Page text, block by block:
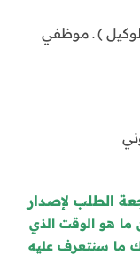
) ـ موظفي
الطلب لإصدار
ما هو الوقت الذي
ما سنتعرف عليه